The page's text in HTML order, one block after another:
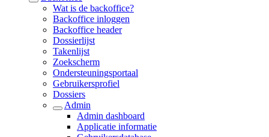
Wat is de backoffice?
Backoffice inloggen
Backoffice header
Dossierlijst
Takenlijst
Zoekscherm
Ondersteuningsportaal
Gebruikersprofiel
Dossiers
Admin
Admin dashboard
Applicatie informatie